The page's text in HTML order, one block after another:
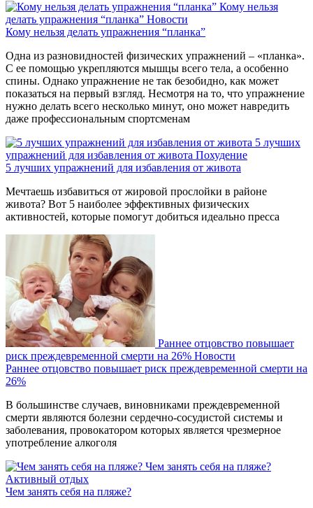
Кому нельзя
делать упражнения “планка” Новости
Кому нельзя делать упражнения “планка”
Одна из разновидностей физических упражнений – «планка».
С ее помощью укрепляются мышцы всего тела, а особенно
спины. Однако упражнение не так безобидно, как может
показаться на первый взгляд. Несмотря на то, что упражнение
нужно делать всего несколько минут, оно может навредить
даже профессиональным спортсменам
5 лучших
упражнений для избавления от живота Похудение
5 лучших упражнений для избавления от живота
Мечтаешь избавиться от жировой прослойки в районе
живота? Вот 5 наиболее эффективных физических
активностей, которые помогут добиться идеально пресса
Раннее отцовство повышает
риск преждевременной смерти на 26% Новости
Раннее отцовство повышает риск преждевременной смерти на
26%
В большинстве случаев, виновниками преждевременной
смерти являются болезни сердечно-сосудистой системы и
заболевания, провокатором которых является чрезмерное
употребление алкоголя
Чем занять себя на пляже?
Активный отдых
Чем занять себя на пляже?